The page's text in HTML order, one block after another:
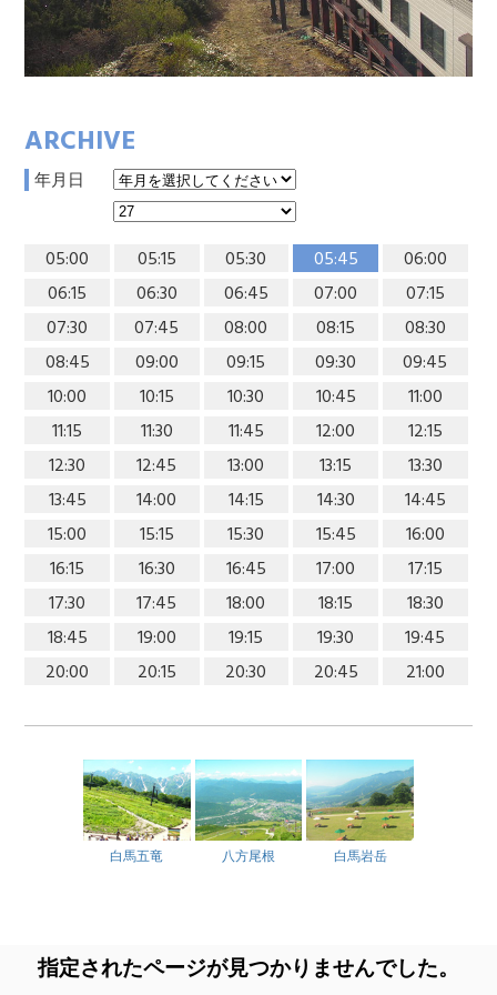
ARCHIVE
年月日
05:00 05:15 05:30 05:45
06:00
06:15
06:30 06:45 07:00
07:15
07:30
07:45 08:00 08:15
08:30
08:45
09:00 09:15 09:30
09:45
10:00
10:15 10:30 10:45
11:00
11:15
11:30 11:45 12:00
12:15
12:30
12:45 13:00 13:15
13:30
13:45
14:00 14:15 14:30
14:45
15:00
15:15 15:30 15:45
16:00
16:15
16:30 16:45 17:00
17:15
17:30
17:45 18:00 18:15
18:30
18:45
19:00 19:15 19:30
19:45
20:00
20:15 20:30 20:45 21:00
白馬五竜 八方尾根 白馬岩岳